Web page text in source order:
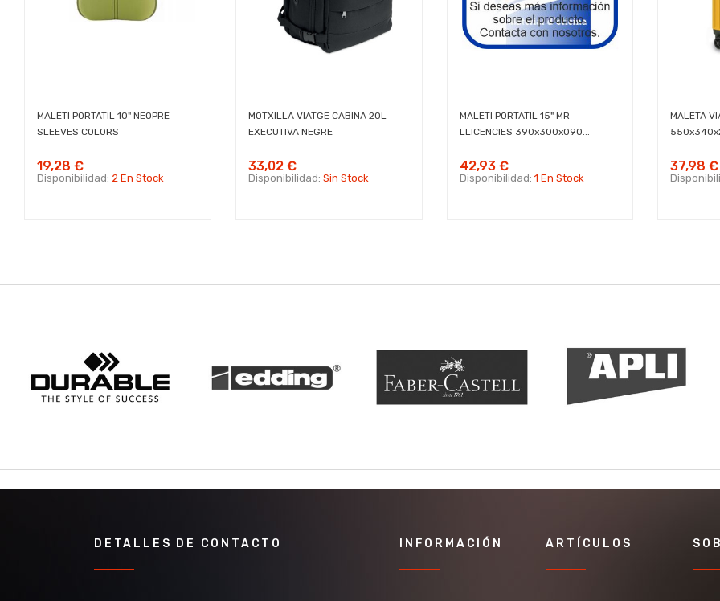
MALETI PORTATIL 10" NEOPRE
SLEEVES COLORS
19,28 €
Disponibilidad: 2 En Stock
MOTXILLA VIATGE CABINA 20L
EXECUTIVA NEGRE
33,02 €
Disponibilidad: Sin Stock
MALETI PORTATIL 15" MR
LLICENCIES 390x300x090...
42,93 €
Disponibilidad: 1 En Stock
MALETA
37,98 €
DETALLES DE CONTACTO INFORMACIÓN ARTÍCULOS